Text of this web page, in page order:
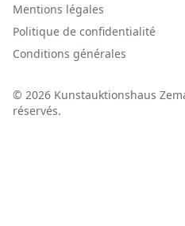
Mentions légales
Politique de confidentialité
Conditions générales
© 2026 Kunstauktionshaus
réservés.